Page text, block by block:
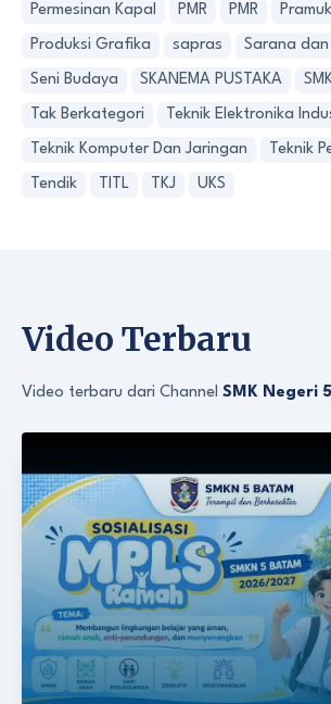
Permesinan Kapal PMR PMR
Produksi Grafika sapras Sarana
Seni Budaya SKANEMA PUSTAKA
Tak Berkategori Teknik Elektronika
Teknik Komputer Dan Jaringan Teknik
Tendik TITL TKJ UKS
Video Terbaru
Video terbaru dari Channel SMK Negeri